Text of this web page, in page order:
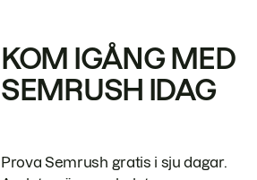
KOM IGÅNG MED
SEMRUSH IDAG
Prova Semrush gratis i sju dagar.